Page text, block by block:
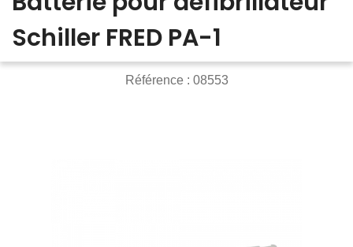
Schiller FRED PA-1
Référence : 08553